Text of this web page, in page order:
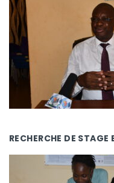
RECHERCHE DE STAGE